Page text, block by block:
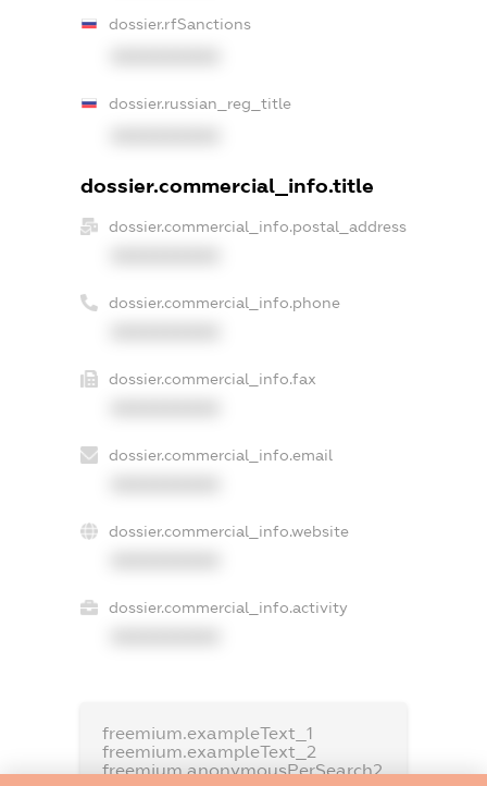
dossier.rfSanctions
dossier.russian_reg_title
dossier.commercial_info.title
dossier.commercial_info.postal_address
dossier.commercial_info.phone
dossier.commercial_info.fax
dossier.commercial_info.email
dossier.commercial_info.website
dossier.commercial_info.activity
freemium.exampleText_1
freemium.exampleText_2
freemium.anonymousPerSearch2